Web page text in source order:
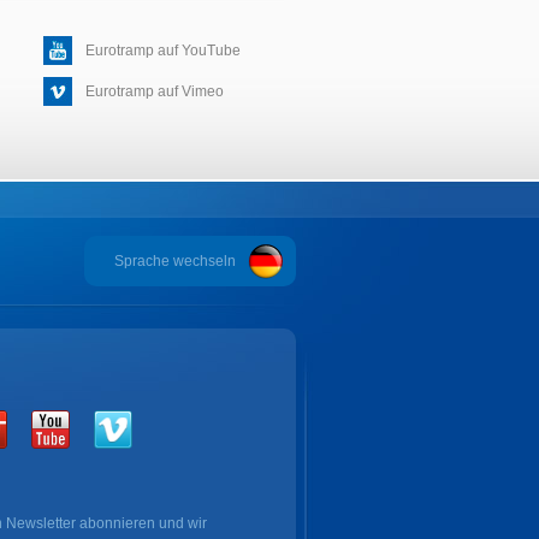
Eurotramp auf YouTube
Eurotramp auf Vimeo
Sprache wechseln
abonnieren und wir